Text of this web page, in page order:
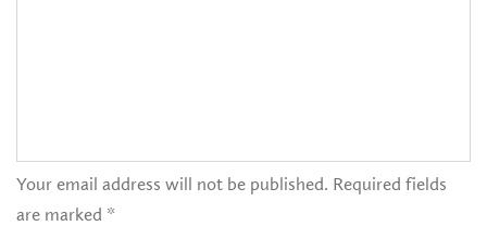
Your email address will not be published. Required fields
are marked *